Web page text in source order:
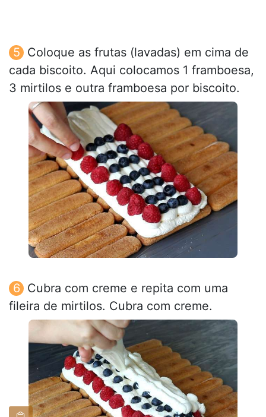
Coloque as frutas (lavadas) em cima de
cada biscoito. Aqui colocamos 1 framboesa,
3 mirtilos e outra framboesa por biscoito.
Cubra com creme e repita com uma
fileira de mirtilos. Cubra com creme.